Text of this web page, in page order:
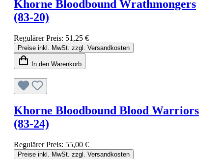
Khorne Bloodbound Wrathmongers
(83-20)
Regulärer Preis: 51,25 €
Preise inkl. MwSt. zzgl. Versandkosten
In den Warenkorb
Khorne Bloodbound Blood Warriors
(83-24)
Regulärer Preis: 55,00 €
Preise inkl. MwSt. zzgl. Versandkosten